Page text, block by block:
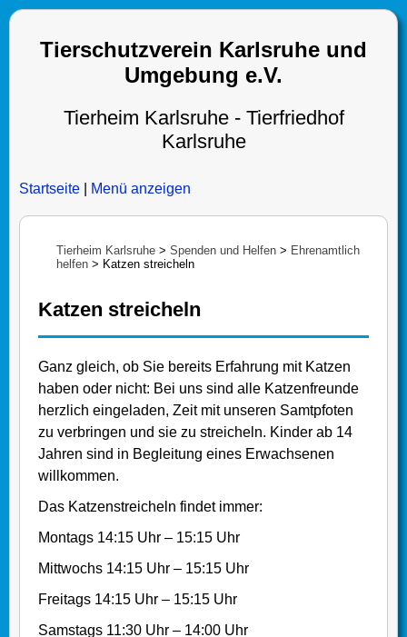
Tierschutzverein Karlsruhe und
Umgebung e.V.
Tierheim Karlsruhe - Tierfriedhof
Karlsruhe
Startseite Menü anzeigen
Tierheim Karlsruhe > Spenden und Helfen > Ehrenamtlich
helfen > Katzen streicheln
Katzen streicheln
Ganz gleich, ob Sie bereits Erfahrung mit Katzen
haben oder nicht: Bei uns sind alle Katzenfreunde
herzlich eingeladen, Zeit mit unseren Samtpfoten
zu verbringen und sie zu streicheln. Kinder ab 14
Jahren sind in Begleitung eines Erwachsenen
willkommen.
Das Katzenstreicheln findet immer:
Montags 14:15 Uhr – 15:15 Uhr
Mittwochs 14:15 Uhr – 15:15 Uhr
Freitags 14:15 Uhr – 15:15 Uhr
Samstags 11:30 Uhr – 14:00 Uhr